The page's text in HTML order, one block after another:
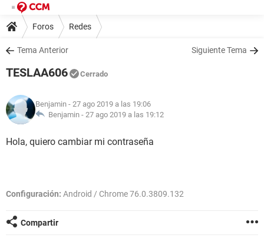
Foros Redes
Tema Anterior Siguiente Tema
TESLAA606 Cerrado
Benjamin - 27 ago 2019 a las 19:06
Benjamin - 27 ago 2019 a las 19:12
Hola, quiero cambiar mi contraseña
Configuración: Android / Chrome 76.0.3809.132
Compartir